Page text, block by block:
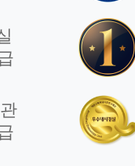
터